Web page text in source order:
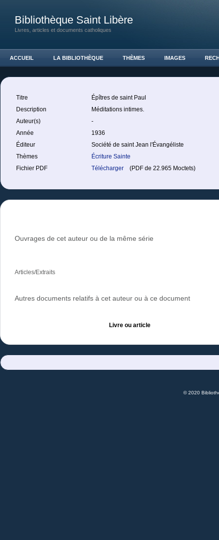
Bibliothèque Saint Libère
Livres, articles et documents catholiques
ACCUEIL LA BIBLIOTHÈQUE THÈMES IMAGES
Titre
Épîtres de saint Paul
Description
Méditations intimes.
Auteur(s)
-
Année
1936
Éditeur
Société de saint Jean l'Évangéliste
Thèmes
Écriture Sainte
Fichier PDF
Télécharger (PDF de 22.965 Moctets)
Ouvrages de cet auteur ou de la même série
Articles/Extraits
Autres documents relatifs à cet auteur ou à ce document
Livre ou article
© 2020